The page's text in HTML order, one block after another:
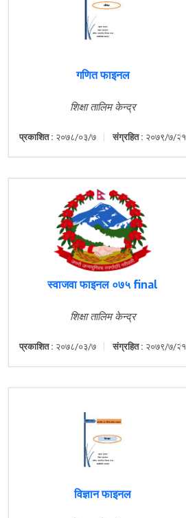
गणित फाइनल
शिक्षा तालिम केन्द्र
प्रकाशित : २०७८/०३/७ संग्रहित : २०७९/७/२१
स्वाजवा फाइनल ०७५ final
शिक्षा तालिम केन्द्र
प्रकाशित : २०७८/०३/७ संग्रहित : २०७९/७/२१
विज्ञान फाइनल